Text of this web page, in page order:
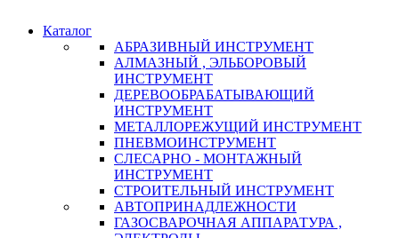
Каталог
АБРАЗИВНЫЙ ИНСТРУМЕНТ
АЛМАЗНЫЙ , ЭЛЬБОРОВЫЙ
ИНСТРУМЕНТ
ДЕРЕВООБРАБАТЫВАЮЩИЙ
ИНСТРУМЕНТ
МЕТАЛЛОРЕЖУЩИЙ ИНСТРУМЕНТ
ПНЕВМОИНСТРУМЕНТ
СЛЕСАРНО - МОНТАЖНЫЙ
ИНСТРУМЕНТ
СТРОИТЕЛЬНЫЙ ИНСТРУМЕНТ
АВТОПРИНАДЛЕЖНОСТИ
ГАЗОСВАРОЧНАЯ АППАРАТУРА ,